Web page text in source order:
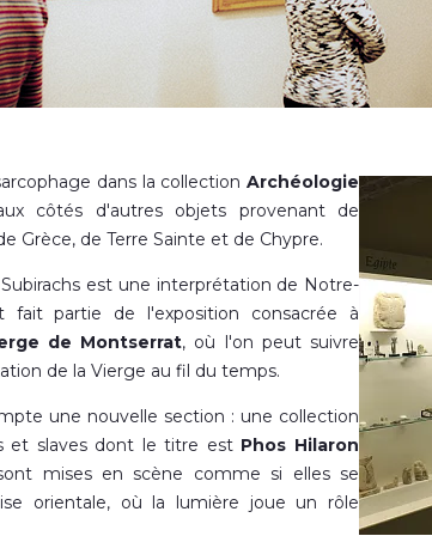
dans la collection Archéologie
côtés d'autres objets provenant de
Grèce, de Terre Sainte et de Chypre.
est une interprétation de Notre-
fait partie de l'exposition consacrée à
de Montserrat, où l'on peut suivre
de la Vierge au fil du temps.
une nouvelle section : une collection
et slaves dont le titre est Phos Hilaron
mises en scène comme si elles se
orientale, où la lumière joue un rôle